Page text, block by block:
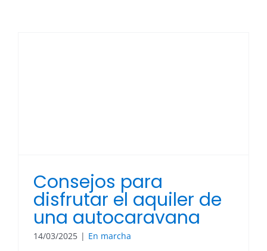
Consejos para
disfrutar el aquiler de
una autocaravana
14/03/2025 | En marcha